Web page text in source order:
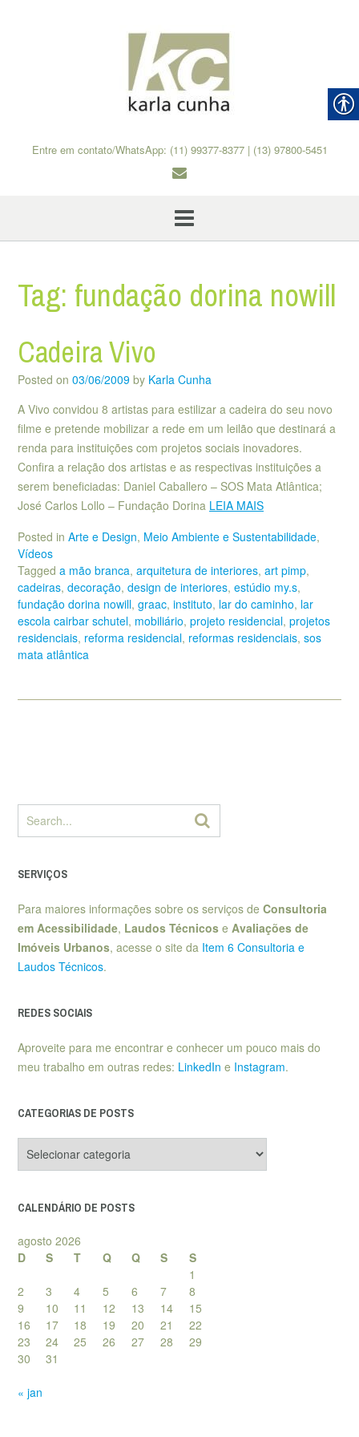
Entre em contato/WhatsApp: (11) 99377-8377 | (13) 97800-5451
Tag: fundação dorina nowill
Cadeira Vivo
Posted on 03/06/2009 by Karla Cunha
A Vivo convidou 8 artistas para estilizar a cadeira do seu novo
filme e pretende mobilizar a rede em um leilão que destinará a
renda para instituições com projetos sociais inovadores.
Confira a relação dos artistas e as respectivas instituições a
serem beneficiadas: Daniel Caballero – SOS Mata Atlântica;
José Carlos Lollo – Fundação Dorina LEIA MAIS
Posted in Arte e Design, Meio Ambiente e Sustentabilidade,
Vídeos
Tagged a mão branca, arquitetura de interiores, art pimp,
cadeiras, decoração, design de interiores, estúdio my.s,
fundação dorina nowill, graac, instituto, lar do caminho, lar
escola cairbar schutel, mobiliário, projeto residencial, projetos
residenciais, reforma residencial, reformas residenciais, sos
mata atlântica
SERVIÇOS
Para maiores informações sobre os serviços de Consultoria
em Acessibilidade, Laudos Técnicos e Avaliações de
Imóveis Urbanos, acesse o site da Item 6 Consultoria e
Laudos Técnicos.
REDES SOCIAIS
Aproveite para me encontrar e conhecer um pouco mais do
meu trabalho em outras redes: LinkedIn e Instagram.
CATEGORIAS DE POSTS
de
CALENDÁRIO DE POSTS
agosto 2026
D
S T Q Q S
S
1
2
3 4 5 6 7
8
9
10 11 12 13 14
15
16
17 18 19 20 21
22
23
24 25 26 27 28
29
30
31
« jan